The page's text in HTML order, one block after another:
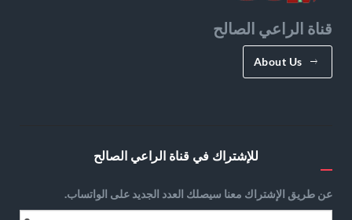
قناة الراعي الصالح
About Us
للإشتراك في قناة الراعي الصالح
عن طريق الإشتراك معنا سيصلك العدد الجديد على الواتساب.